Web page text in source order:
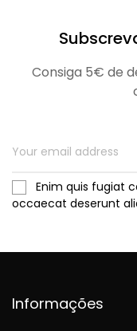
Consiga 5€ de
Enim quis fugiat
occaecat deserunt
Informações